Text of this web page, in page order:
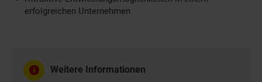
erfolgreichen Unternehmen
Weitere Informationen